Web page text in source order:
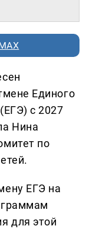
Единого
с 2027
Нина
по
ЕГЭ на
для этой